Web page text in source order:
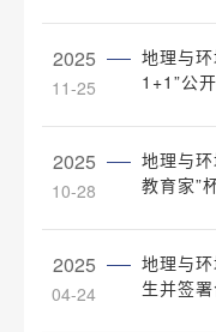
2025
11-25
地理与
1+1”公
2025
10-28
地理与
教育家”
2025
04-24
地理与
生并签